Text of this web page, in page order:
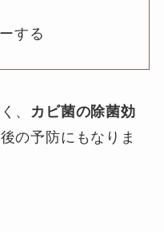
する
、 カビ菌の除菌効
の予防にもなりま